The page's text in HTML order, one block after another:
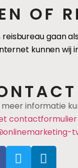
OF
gaan
kunnen wij
meer informatie
contactformulier